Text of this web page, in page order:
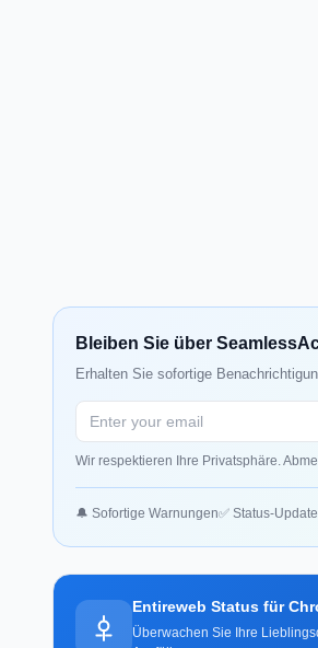
Bleiben Sie über
Erhalten Sie sofortige
Wir respektieren Ihre Privatsphäre.
🔔 Sofortige Warnungen✅ Status-
Entireweb Status für
Überwachen Sie Ihre